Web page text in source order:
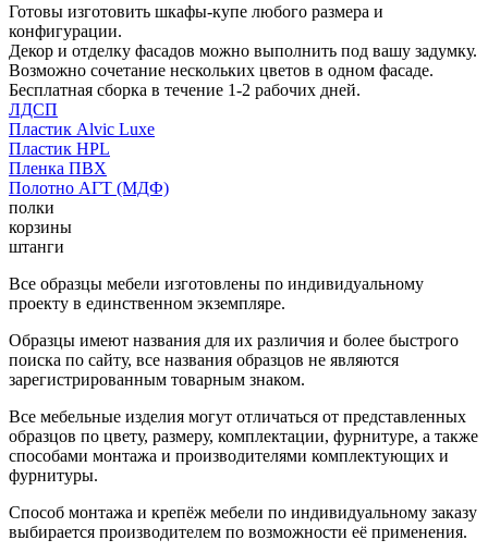
Готовы изготовить шкафы-купе любого размера и
конфигурации.
Декор и отделку фасадов можно выполнить под вашу задумку.
Возможно сочетание нескольких цветов в одном фасаде.
Бесплатная сборка в течение 1-2 рабочих дней.
ЛДСП
Пластик Alvic Luxe
Пластик HPL
Пленка ПВХ
Полотно АГТ (МДФ)
полки
корзины
штанги
Все образцы мебели изготовлены по индивидуальному
проекту в единственном экземпляре.
Образцы имеют названия для их различия и более быстрого
поиска по сайту, все названия образцов не являются
зарегистрированным товарным знаком.
Все мебельные изделия могут отличаться от представленных
образцов по цвету, размеру, комплектации, фурнитуре, а также
способами монтажа и производителями комплектующих и
фурнитуры.
Способ монтажа и крепёж мебели по индивидуальному заказу
выбирается производителем по возможности её применения.